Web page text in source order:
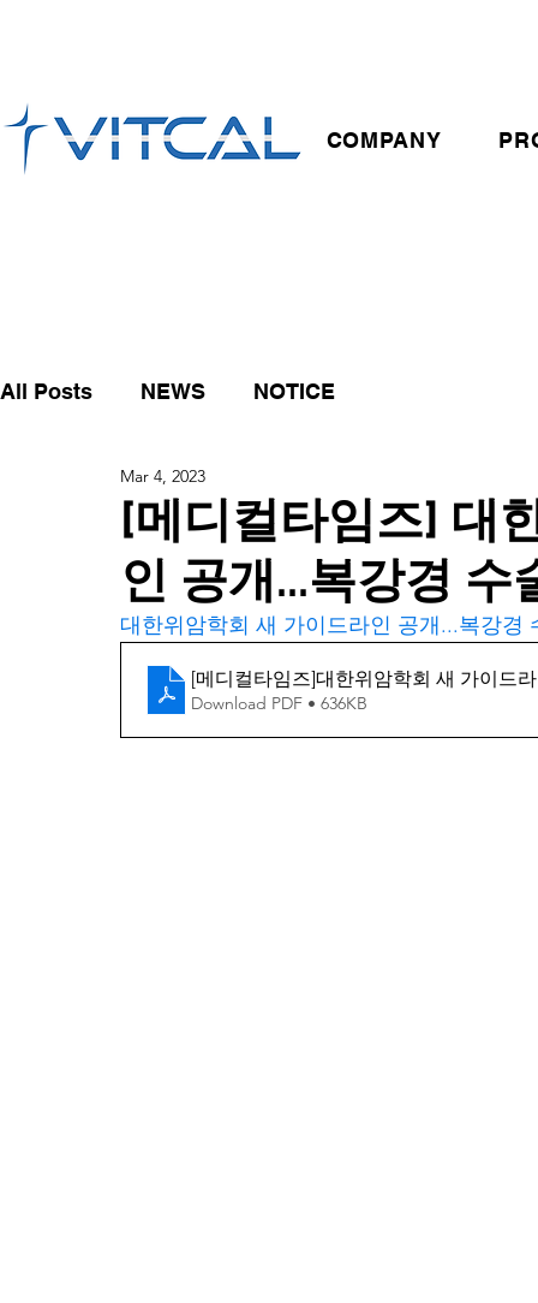
COMPANY
All Posts NEWS NOTICE
[메디컬타임즈] 대
인 공개...복강경 수
Mar 4, 2023
대한위암학회 새 가이드라인 공개...복강경
[메디컬타임즈]대한위암학회 새 가이드
Download PDF • 636KB